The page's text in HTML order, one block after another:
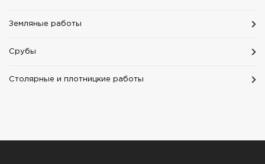
Земляные работы
Срубы
Столярные и плотницкие работы